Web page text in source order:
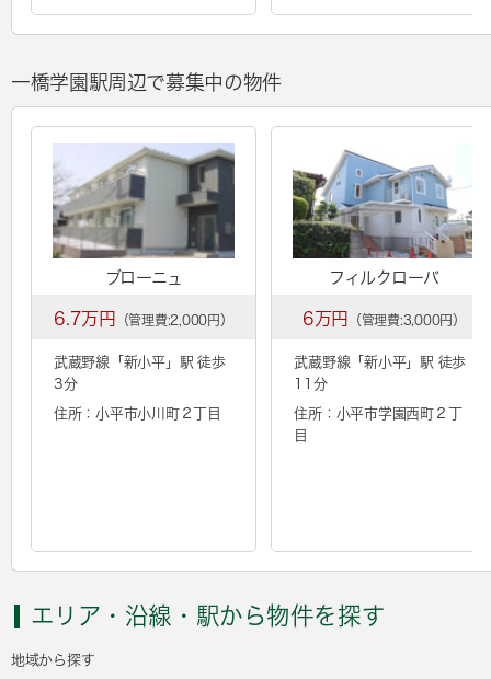
一橋学園駅周辺で募集中の物件
ブローニュ
6.7万円 （管理費:2,000円）
武蔵野線「 新小平」駅 徒歩
3分
住所：小平市小川町２丁目
フィルクローバ
6万円 （管理費:3,000円）
武蔵野線「新小平」駅 徒歩
11分
住所：小平市学園西町２丁
目
エリア・沿線・駅から物件を探す
地域から探す